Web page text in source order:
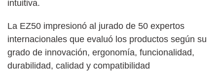
intuitiva.
La EZ50 impresionó al jurado de 50 expertos
internacionales que evaluó los productos según su
grado de innovación, ergonomía, funcionalidad,
durabilidad, calidad y compatibilidad